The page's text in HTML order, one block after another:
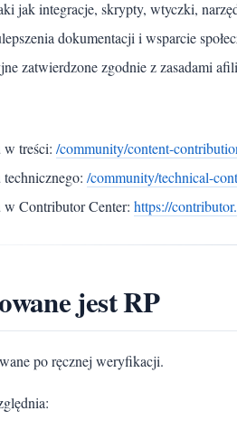
jak integracje, skrypty, wtyczki,
dokumentacji i wsparcie
zatwierdzone zgodnie z zasadami
w treści: /community/content-
/community/technical-
w Contributor Center: https://
jest RP
po ręcznej weryfikacji.